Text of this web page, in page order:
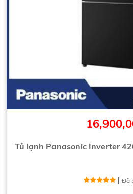
Tủ lạnh Panasonic Inverter
|Đã